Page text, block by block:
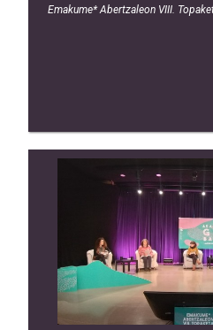
Emakume* Abertzaleon VIII.